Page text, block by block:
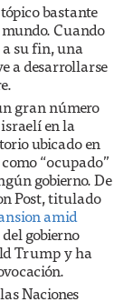
bastante
Cuando
a su fin, una
a desarrollarse
gran número
en la
ubicado en
“ocupado”
gobierno. De
Post, titulado
amid
gobierno
Trump y ha
Naciones